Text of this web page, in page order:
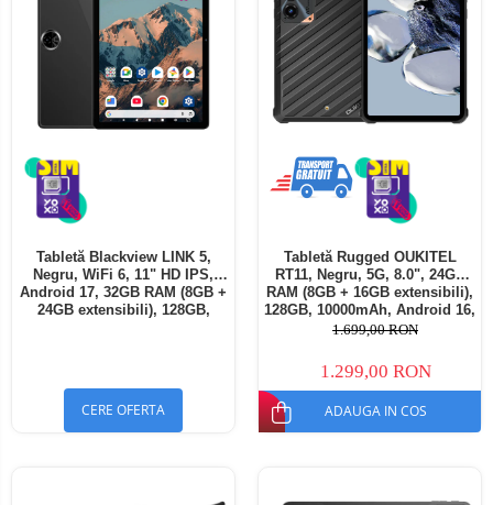
Tabletă Blackview LINK 5,
Negru, WiFi 6, 11" HD IPS,
Android 17, 32GB RAM (8GB +
24GB extensibili), 128GB,
CERE OFERTA
Tabletă Rugged OUKITEL
RT11, Negru, 5G, 8.0", 24GB
RAM (8GB + 16GB extensibili),
128GB, 10000mAh, Android 16,
Cameră 16MP AI, Dock
1.699,00 RON
1.299,00 RON
ADAUGA IN COS